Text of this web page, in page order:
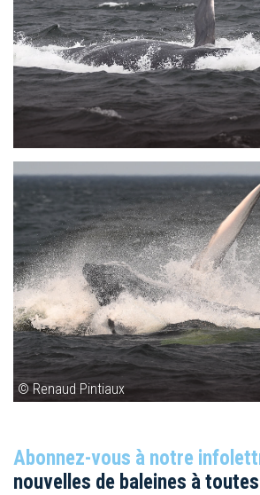
© Renaud Pintiaux
Abonnez-vous à notre
nouvelles de baleines à